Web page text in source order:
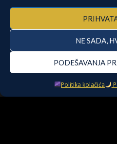
NE SADA,
PODEŠAVANJA
Politika kolačića
NOVA
– OLAF
8. Decembra